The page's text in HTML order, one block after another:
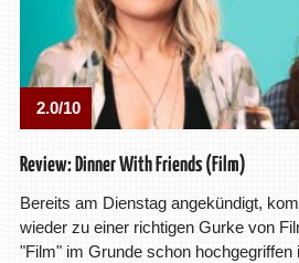
2.0/10
Review: Dinner With Friends (Film)
Bereits am Dienstag angekündigt,
wieder zu einer richtigen Gurke von
"Film" im Grunde schon hochgegriffen